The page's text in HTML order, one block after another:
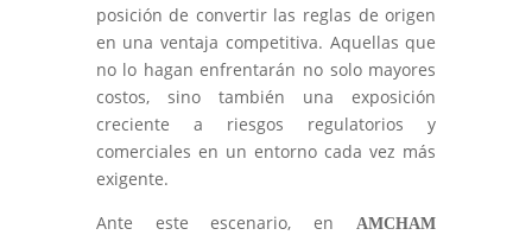
posición de convertir las reglas de origen
en una ventaja competitiva. Aquellas que
no lo hagan enfrentarán no solo mayores
costos, sino también una exposición
creciente a riesgos regulatorios y
comerciales en un entorno cada vez más
exigente.
Ante este escenario, en
AMCHAM